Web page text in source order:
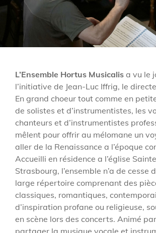
L’Ensemble Hortus Musicalis a vu le
l’initiative de Jean-Luc Iffrig, le
En grand choeur tout comme en
de solistes et d’instrumentistes, les
chanteurs et d’instrumentistes
mêlent pour offrir au mélomane un
aller de la Renaissance a l’époque
Accueilli en résidence a l’église
Strasbourg, l’ensemble n’a de cesse
large répertoire comprenant des
classiques, romantiques,
d’inspiration profane ou religieuse,
en scène lors des concerts. Animé